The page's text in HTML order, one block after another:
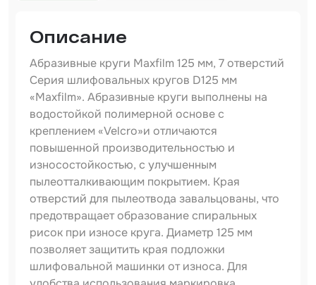
Оборудование шлифовальное
Подложка промежуточная
Клейкие листы
Герметики
Материалы для вклейки стекол
Лаки
Описание
Абразивные круги Maxfilm 125 мм, 7 отверстий
Серия шлифовальных кругов D125 мм
«Maxfilm». Абразивные круги выполнены на
водостойкой полимерной основе с
креплением «Velcro»и отличаются
повышенной производительностью и
износостойкостью, с улучшенным
пылеотталкивающим покрытием. Края
отверстий для пылеотвода завальцованы, что
предотвращает образование спиральных
рисок при износе круга. Диаметр 125 мм
позволяет защитить края подложки
шлифовальной машинки от износа. Для